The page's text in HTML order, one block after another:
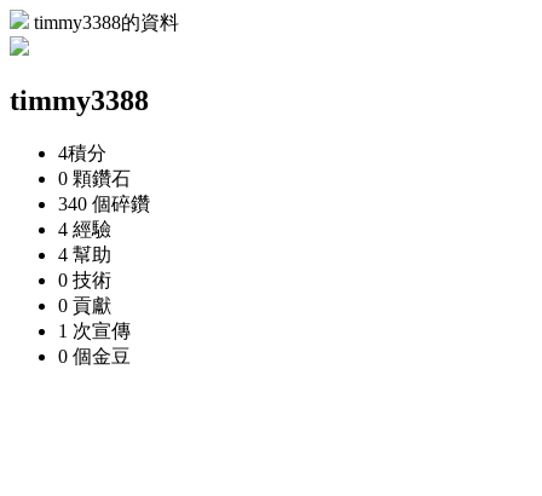
timmy3388的資料
timmy3388
4積分
0 顆鑽石
340 個碎鑽
4 經驗
4 幫助
0 技術
0 貢獻
1 次宣傳
0 個金豆